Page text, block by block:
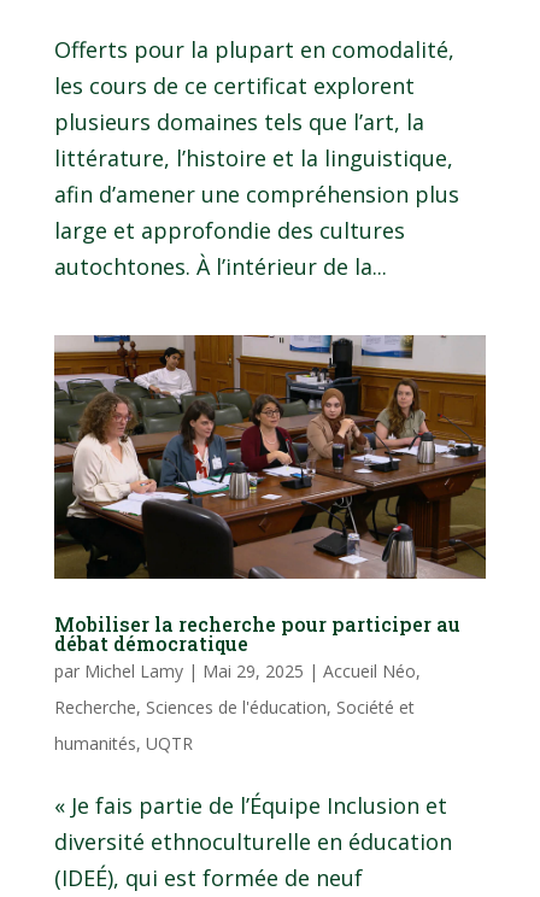
Offerts pour la plupart en comodalité,
les cours de ce certificat explorent
plusieurs domaines tels que l’art, la
littérature, l’histoire et la linguistique,
afin d’amener une compréhension plus
large et approfondie des cultures
autochtones. À l’intérieur de la...
Mobiliser la recherche pour participer au
débat démocratique
par Michel Lamy| Mai 29, 2025 | Accueil Néo,
Recherche, Sciences de l'éducation, Société et
humanités, UQTR
« Je fais partie de l’Équipe Inclusion et
diversité ethnoculturelle en éducation
(IDEÉ), qui est formée de neuf